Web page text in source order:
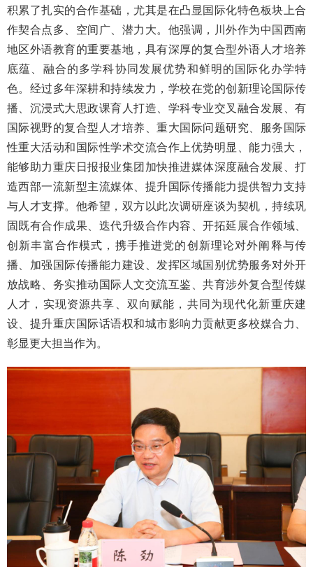
积累了扎实的合作基础，尤其是在凸显国际化特色板块上合
作契合点多、空间广、潜力大。他强调，川外作为中国西南
地区外语教育的重要基地，具有深厚的复合型外语人才培养
底蕴、融合的多学科协同发展优势和鲜明的国际化办学特
色。经过多年深耕和持续发力，学校在党的创新理论国际传
播、沉浸式大思政课育人打造、学科专业交叉融合发展、有
国际视野的复合型人才培养、重大国际问题研究、服务国际
性重大活动和国际性学术交流合作上优势明显、能力强大，
能够助力重庆日报报业集团加快推进媒体深度融合发展、打
造西部一流新型主流媒体、提升国际传播能力提供智力支持
与人才支撑。他希望，双方以此次调研座谈为契机，持续巩
固既有合作成果、迭代升级合作内容、开拓延展合作领域、
创新丰富合作模式，携手推进党的创新理论对外阐释与传
播、加强国际传播能力建设、发挥区域国别优势服务对外开
放战略、务实推动国际人文交流互鉴、共育涉外复合型传媒
人才，实现资源共享、双向赋能，共同为现代化新重庆建
设、提升重庆国际话语权和城市影响力贡献更多校媒合力、
彰显更大担当作为。